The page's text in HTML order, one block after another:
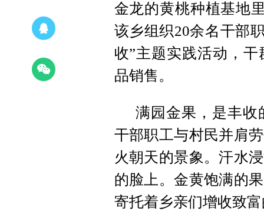
金龙的黄桃种植基地
该乡组织20余名干部
收”主题实践活动，
品销售。
满园金果，是丰收
干部职工与村民并肩
火朝天的景象。汗水
的脸上。金黄饱满的
寄托着乡亲们增收致